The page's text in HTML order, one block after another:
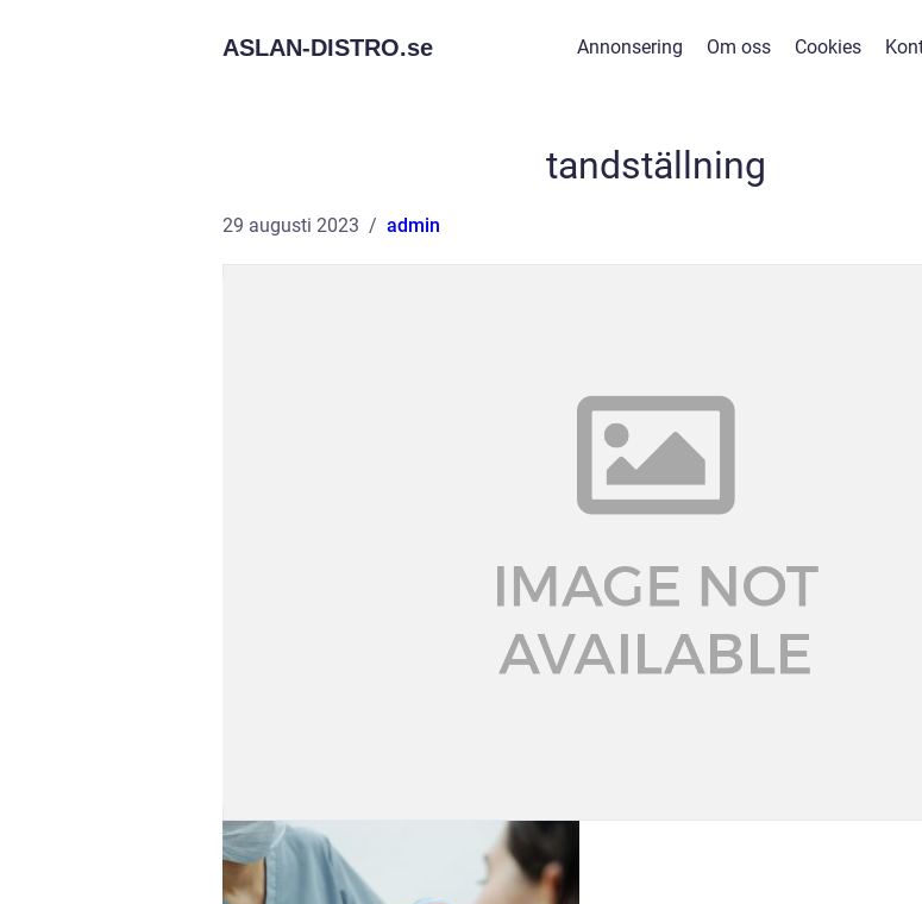
ASLAN-DISTRO.se Annonsering Om oss Cookies
tandställning
29 augusti 2023 admin